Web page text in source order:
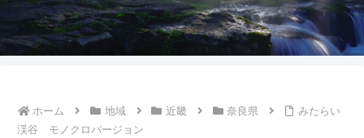
ホーム 地域 近畿 奈良県
みたらい
渓谷 モノクロバージョン